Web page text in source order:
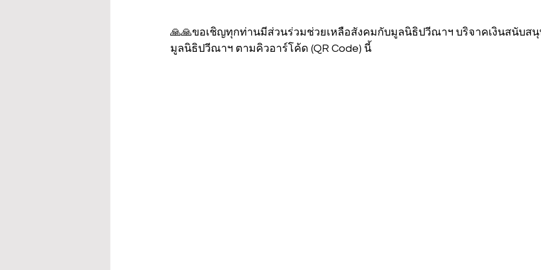
🙏🙏ขอเชิญทุกท่านมีส่วนร่วมช่วยเหลือสังคมกับมูลนิธิปวีณาฯ บริจาคเงินสนับสนุ
มูลนิธิปวีณาฯ ตามคิวอาร์โค้ด (QR Code) นี้